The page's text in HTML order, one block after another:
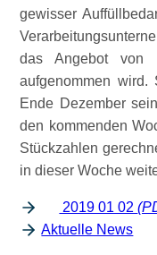
gewisser
das Angebot von
aufgenommen wird.
Ende Dezember
den kommenden
Stückzahlen
in dieser Woche
2019 01 02
Aktuelle News